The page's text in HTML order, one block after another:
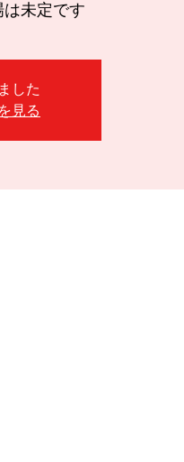
は未定です
した
見る